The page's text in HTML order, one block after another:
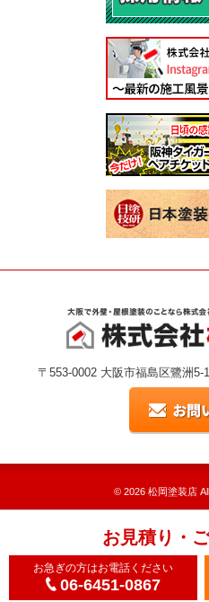
〒553-0002 大阪市福島区鷺洲
お見積り・
お急ぎの方はお電話ください
06-6451-0867
© 2026 松岡塗装店